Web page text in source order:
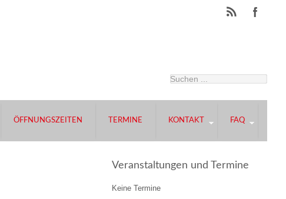
ÖFFNUNGSZEITEN TERMINE KONTAKT FAQ
Veranstaltungen und Termine
Keine Termine